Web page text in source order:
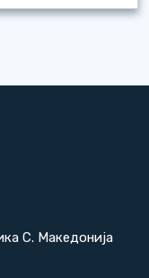
С. Македонија